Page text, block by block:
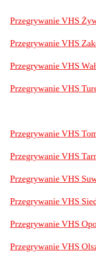
Przegrywanie VHS
Przegrywanie VHS
Przegrywanie VHS
Przegrywanie VHS
Przegrywanie VHS
Przegrywanie VHS
Przegrywanie VHS
Przegrywanie VHS
Przegrywanie VHS
Przegrywanie VHS